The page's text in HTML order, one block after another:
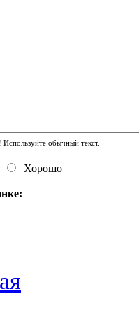
обычный текст.
Хорошо